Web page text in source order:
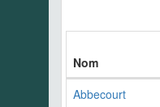
Nom
Abbecourt